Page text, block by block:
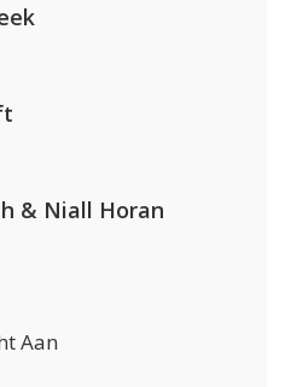
& Niall Horan
Aan